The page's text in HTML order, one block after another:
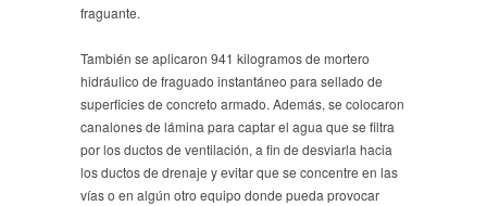
fraguante.
También se aplicaron 941 kilogramos de mortero
hidráulico de fraguado instantáneo para sellado de
superficies de concreto armado. Además, se colocaron
canalones de lámina para captar el agua que se filtra
por los ductos de ventilación, a fin de desviarla hacia
los ductos de drenaje y evitar que se concentre en las
vías o en algún otro equipo donde pueda provocar